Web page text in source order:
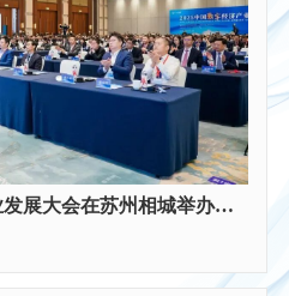
第三届中国数字经济产业发展大会在苏州相城举办｜CCDE2025